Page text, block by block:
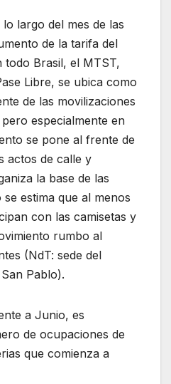
largo del mes de las
de la tarifa del
Brasil, el MTST,
Libre, se ubica como
de las movilizaciones
especialmente en
se pone al frente de
actos de calle y
la base de las
estima que al menos
con las camisetas y
rumbo al
(NdT: sede del
Pablo).
a Junio, es
de ocupaciones de
que comienza a